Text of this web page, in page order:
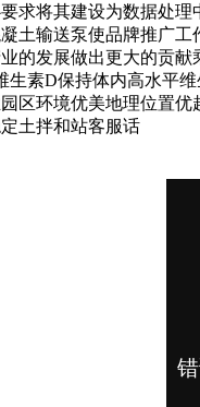
求将其建设为数据处
土输送泵使品牌推广
的发展做出更大的贡
生素D保持体内高水平
区环境优美地理位置
土拌和站客服话